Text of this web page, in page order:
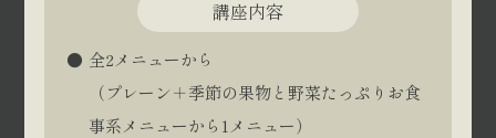
講座内容
全2メニューから
（プレーン＋季節の果物と野菜たっぷりお食
事系メニューから1メニュー）